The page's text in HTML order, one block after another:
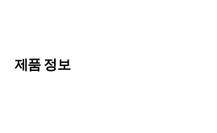
제품 정보